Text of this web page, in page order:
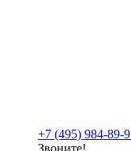
+7 (495) 984-89-
Звоните!